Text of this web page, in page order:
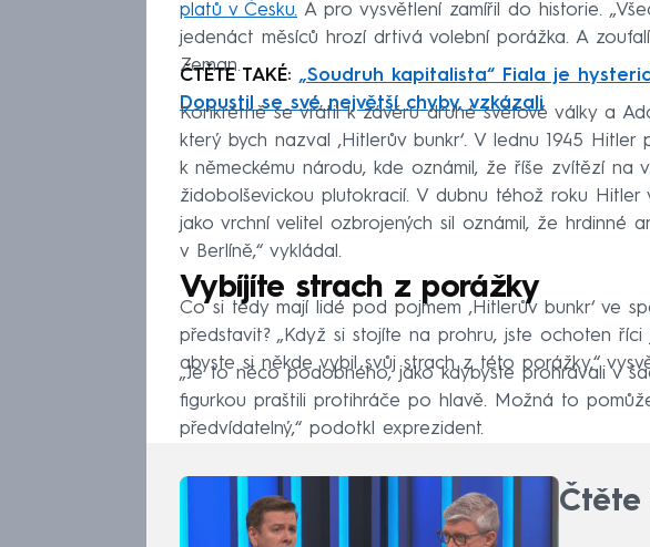
platů v Česku. A pro vysvětlení zamířil do historie.
jedenáct měsíců hrozí drtivá volební porážka. A
Zeman.
ČTĚTE TAKÉ: „Soudruh kapitalista“ Fiala je
Dopustil se své největší chyby, vzkázali
Konkrétně se vrátil k závěru druhé světové války a
který bych nazval ‚Hitlerův bunkr‘. V lednu 1945
k německému národu, kde oznámil, že říše zvítězí na
židobolševickou plutokracií. V dubnu téhož roku
jako vrchní velitel ozbrojených sil oznámil, že hrdinné
v Berlíně,“ vykládal.
Vybíjíte strach z porážky
Co si tedy mají lidé pod pojmem ‚Hitlerův bunkr‘ ve
představit? „Když si stojíte na prohru, jste ochoten říci
abyste si někde vybil svůj strach z této porážky,“
„Je to něco podobného, jako kdybyste prohrávali v
figurkou praštili protihráče po hlavě. Možná to
předvídatelný,“ podotkl exprezident.